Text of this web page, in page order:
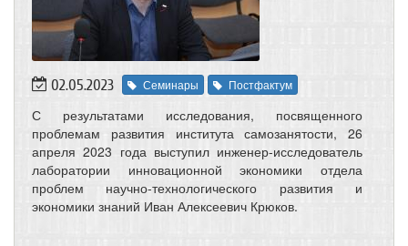
02.05.2023 Семинары Постфактум
С результатами исследования, посвященного
проблемам развития института самозанятости, 26
апреля 2023 года выступил инженер-исследователь
лаборатории инновационной экономики отдела
проблем научно-технологического развития и
экономики знаний Иван Алексеевич Крюков.